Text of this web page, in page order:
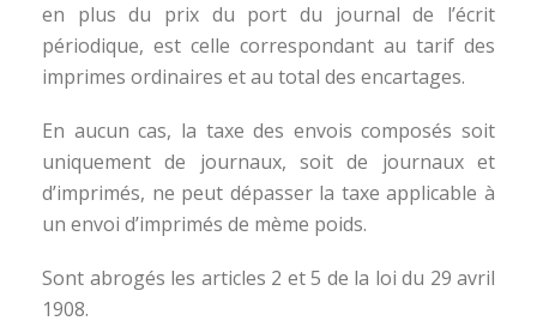
en plus du prix du port du journal de l’écrit
périodique, est celle correspondant au tarif des
imprimes ordinaires et au total des encartages.
En aucun cas, la taxe des envois composés soit
uniquement de journaux, soit de journaux et
d’imprimés, ne peut dépasser la taxe applicable à
un envoi d’imprimés de mème poids.
Sont abrogés les articles 2 et 5 de la loi du 29 avril
1908.